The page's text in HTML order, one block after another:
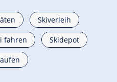
Skiverleih
fahren Skidepot